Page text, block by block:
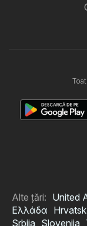
Alte țări: United
Ελλάδα
Srbija Slovenija